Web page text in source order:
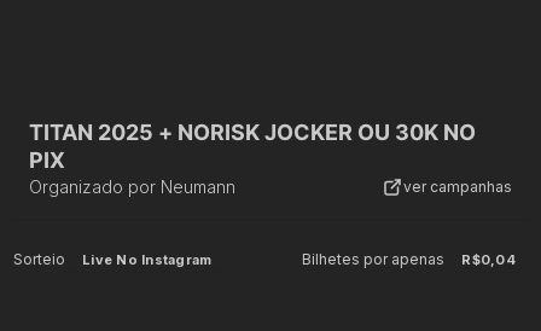
TITAN 2025 + NORISK JOCKER OU 30K NO
PIX
Organizado por Neumann ver campanhas
Sorteio Live No Instagram Bilhetes por apenas R$0,04